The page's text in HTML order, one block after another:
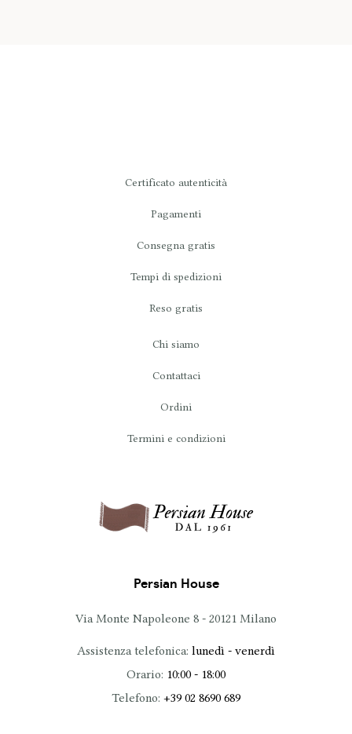
Certificato autenticità
Pagamenti
Consegna gratis
Tempi di spedizioni
Reso gratis
Chi siamo
Contattaci
Ordini
Termini e condizioni
Persian House
Via Monte Napoleone 8 - 20121 Milano
Assistenza telefonica: lunedì - venerdì
Orario: 10:00 - 18:00
Telefono: +39 02 8690 689